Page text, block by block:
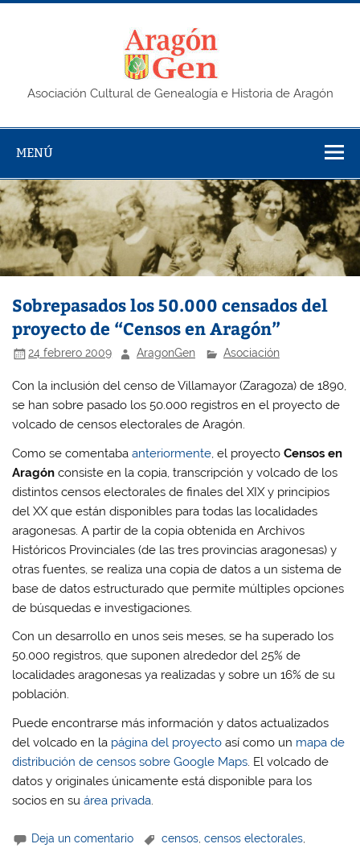
Saltar
Asociación Cultural de Genealogía e Historia de Aragón
MENÚ
Sobrepasados los 50.000 censados del
proyecto de “Censos en Aragón”
24 febrero 2009 AragonGen Asociación
Con la inclusión del censo de Villamayor (Zaragoza) de 1890,
se han sobre pasado los 50.000 registros en el proyecto de
volcado de censos electorales de Aragón.
Como se comentabaanteriormente, el proyectoCensos en
Aragón consiste en la copia, transcripción y volcado de los
distintos censos electorales de finales del XIX y principios
del XX que están disponibles para todas las localidades
aragonesas. A partir de la copia obtenida en Archivos
Históricos Provinciales (de las tres provincias aragonesas) y
otras fuentes, se realiza una copia de datos a un sistema de
base de datos estructurado que permite múltiples opciones
de búsquedas e investigaciones.
Con un desarrollo en unos seis meses, se ha superado los
50.000 registros, que suponen alrededor del 25% de
localidades aragonesas ya realizadas y sobre un 16% de su
población.
Puede encontrarse más información y datos actualizados
del volcado en la página del proyecto así como un mapa de
distribución de censos sobre Google Maps . El volcado de
datos y originales únicamente está disponible para los
socios en suárea privada
Deja un comentario censos ,censos electorales